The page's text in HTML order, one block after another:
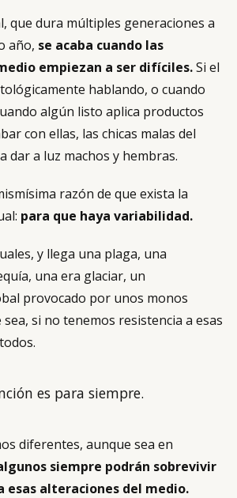
que dura múltiples generaciones a
año, se acaba cuando las
empiezan a ser difíciles.Si el
hablando, o cuando
algún listo aplica productos
con ellas, las chicas malas del
dar a luz machos y hembras.
razón de que exista la
para que haya variabilidad.
y llega una plaga, una
una era glaciar, un
provocado por unos monos
si no tenemos resistencia a esas
es para siempre.
diferentes, aunque sea en
siempre podrán sobrevivir
esas alteraciones del medio.